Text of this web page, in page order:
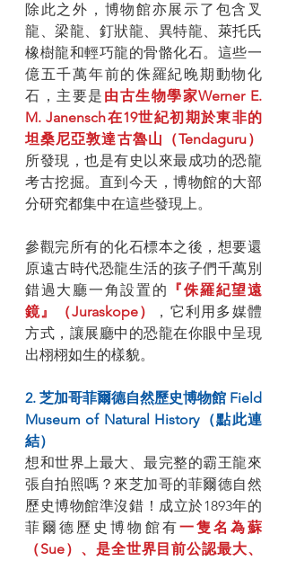
除此之外，博物館亦展示了包含叉
龍、梁龍、釘狀龍、異特龍、萊托氏
橡樹龍和輕巧龍的骨骼化石。這些一
億五千萬年前的侏羅紀晚期動物化
石，主要是 由古生物學家Werner E.
M. Janensch在19世紀初期於東非的
坦桑尼亞敦達古魯山（Tendaguru）
所發現，也是有史以來最成功的恐龍
考古挖掘。直到今天，博物館的大部
分研究都集中在這些發現上。
參觀完所有的化石標本之後，想要還
原遠古時代恐龍生活的孩子們千萬別
錯過大廳一角設置的 『侏羅紀望遠
鏡』（Juraskope）
，它利用多媒體
方式，讓展廳中的恐龍在你眼中呈現
出栩栩如生的樣貌。
2. 芝加哥菲爾德自然歷史博物館 Field
Museum of Natural History（點此連
結）
想和世界上最大、最完整的霸王龍來
張自拍照嗎？來芝加哥的菲爾德自然
歷史博物館準沒錯！成立於1893年的
菲爾德歷史博物館有一隻名為蘇
（Sue）、是全世界目前公認最大、